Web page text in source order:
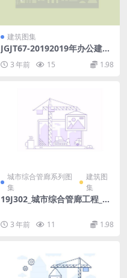
建筑图集
JGJT67-20192019年办公建筑
3 年前 15 1.98
城市综合管廊系列图
集
建筑图
集
19J302_城市综合管廊工程_防
3 年前 11 1.98